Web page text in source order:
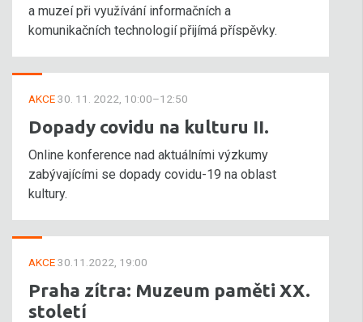
a muzeí při využívání informačních a
komunikačních technologií přijímá příspěvky.
AKCE30. 11. 2022, 10:00–12:50
Dopady covidu na kulturu II.
Online konference nad aktuálními výzkumy
zabývajícími se dopady covidu-19 na oblast
kultury.
AKCE30.11.2022, 19:00
Praha zítra: Muzeum paměti XX.
století